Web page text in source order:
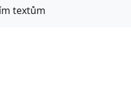
textům